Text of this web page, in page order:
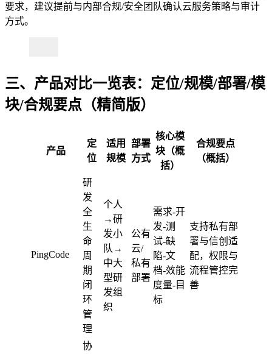
要求，建议提前与内部合规/安全团队确认云服务策略与审计
方式。
三、产品对比一览表：定位/规模/部署/模
块/合规要点（精简版）
产品
定
位
适用
规模
部署
方式
核心模
块（概
括）
合规要点
（概括）
PingCode
研
发
全
生
命
周
期
闭
环
管
理
个人
→研
发小
队→
中大
型研
发组
织
公有
云/
私有
部署
需求-开
发-测
试-缺
陷-文
档-效能
度量-目
标
支持私有部
署与信创适
配，权限与
流程管控完
善
协